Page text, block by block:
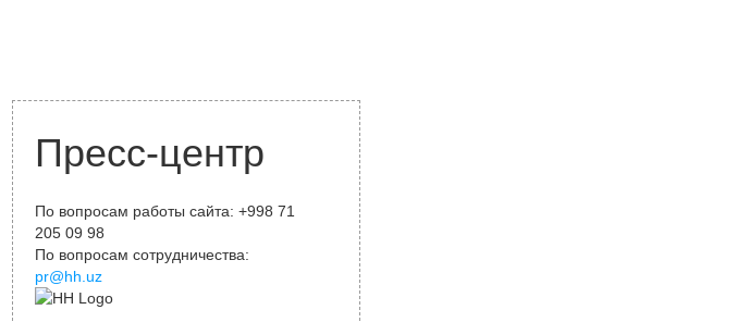
Пресс-центр
По вопросам работы сайта: +998 71
205 09 98
По вопросам сотрудничества:
pr@hh.uz